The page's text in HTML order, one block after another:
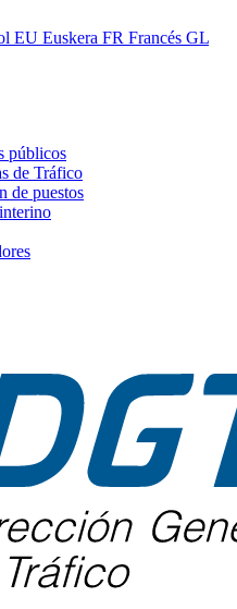
EU Euskera FR Francés GL
públicos
de Tráfico
de puestos